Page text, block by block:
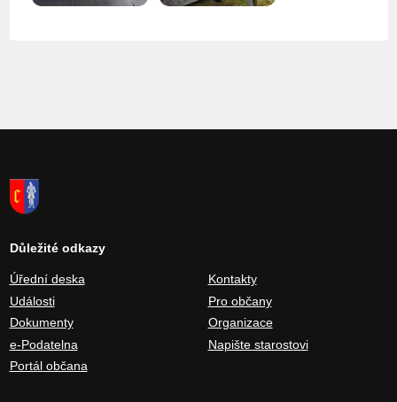
Důležité odkazy
Úřední deska
Události
Dokumenty
e-Podatelna
Portál občana
Kontakty
Pro občany
Organizace
Napište starostovi